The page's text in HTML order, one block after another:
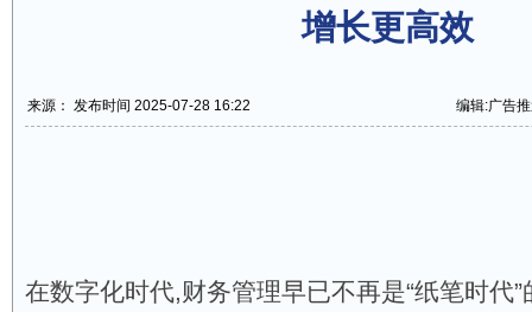
增长更高效
来源： 发布时间 2025-07-28 16:22 编辑:广告
在数字化时代,财务管理早已不再是“纸笔时代